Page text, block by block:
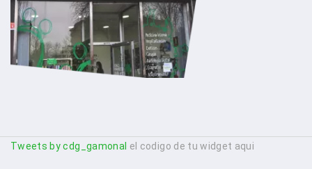
Tweets by cdg_gamonal el codigo de tu widget aqui